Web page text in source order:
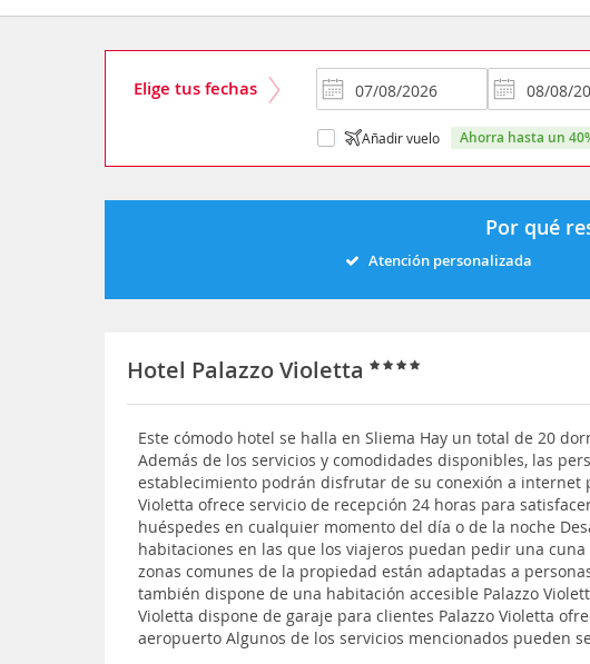
Elige tus fechas
Añadir vuelo ahorra hasta un
Por qué
Atención personalizada
Hotel Palazzo Violetta
Este cómodo hotel se halla en Sliema Hay un total de 20
Además de los servicios y comodidades disponibles, las
establecimiento podrán disfrutar de su conexión a internet
Violetta ofrece servicio de recepción 24 horas para
huéspedes en cualquier momento del día o de la noche
habitaciones en las que los viajeros puedan pedir una cuna
zonas comunes de la propiedad están adaptadas a
también dispone de una habitación accesible Palazzo
Violetta dispone de garaje para clientes Palazzo Violetta
aeropuerto Algunos de los servicios mencionados pueden